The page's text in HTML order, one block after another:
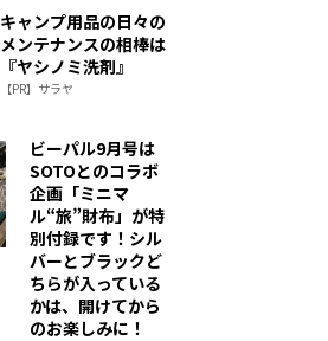
キャンプ用品の日々の
メンテナンスの相棒は
『ヤシノミ洗剤』
【PR】サラヤ
ビーパル9月号は
SOTOとのコラボ
企画「ミニマ
ル“旅”財布」が特
別付録です！シル
バーとブラックど
ちらが入っている
かは、開けてから
のお楽しみに！